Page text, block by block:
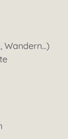
Wandern...)